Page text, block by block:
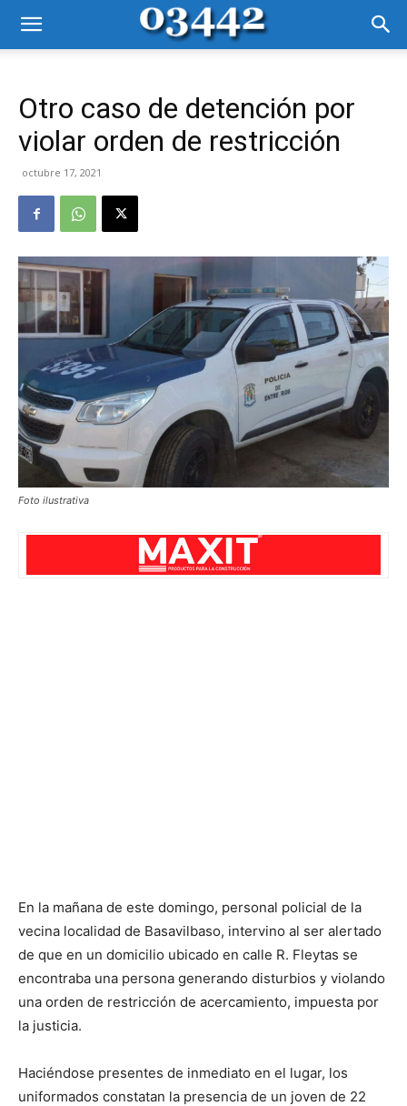
Otro caso de detención por
violar orden de restricción
octubre 17, 2021
Foto ilustrativa
En la mañana de este domingo, personal policial de la
vecina localidad de Basavilbaso, intervino al ser alertado
de que en un domicilio ubicado en calle R. Fleytas se
encontraba una persona generando disturbios y violando
una orden de restricción de acercamiento, impuesta por
la justicia.
Haciéndose presentes de inmediato en el lugar, los
uniformados constatan la presencia de un joven de 22